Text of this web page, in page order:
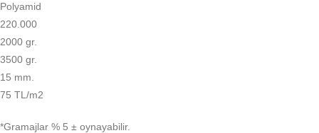
Polyamid
220.000
2000 gr.
3500 gr.
15 mm.
75 TL/m2
*Gramajlar % 5 ± oynayabilir.